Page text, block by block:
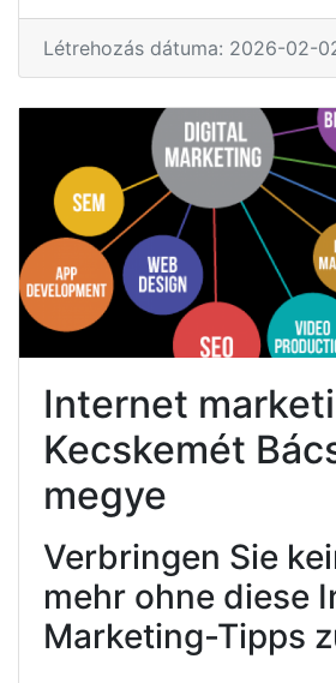
Létrehozás dátuma: 2026-02-
Internet
Kecskemét
megye
Verbringen Sie
mehr ohne diese
Marketing-Tipps